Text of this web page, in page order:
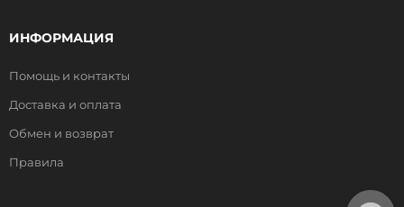
ИНФОРМАЦИЯ
Помощь и контакты
Доставка и оплата
Обмен и возврат
Правила